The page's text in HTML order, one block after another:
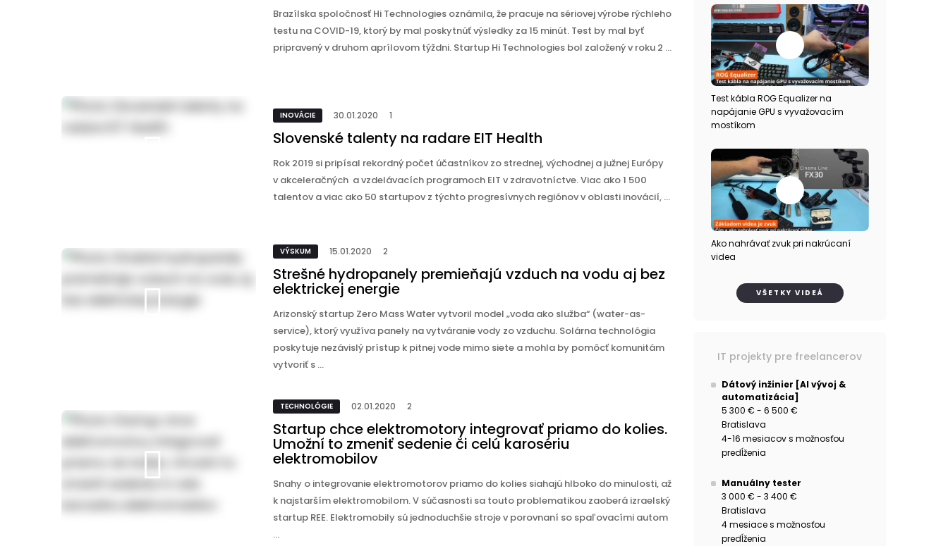
Brazílska spoločnosť Hi Technologies oznámila, že pracuje na sériovej výrobe rýchleho
testu na COVID-19, ktorý by mal poskytnúť výsledky za 15 minút. Test by mal byť
pripravený v druhom aprílovom týždni. Startup Hi Technologies bol založený v roku 2 ...
INOVÁCIE 30.01.2020 1
Slovenské talenty na radare EIT Health
Rok 2019 si pripísal rekordný počet účastníkov zo strednej, východnej a južnej Európy
v akceleračných a vzdelávacích programoch EIT v zdravotníctve. Viac ako 1 500
talentov a viac ako 50 startupov z týchto progresívnych regiónov v oblasti inovácií, ...
VÝSKUM 15.01.2020 2
Strešné hydropanely premieňajú vzduch na vodu aj bez
elektrickej energie
Arizonský startup Zero Mass Water vytvoril model „voda ako služba“ (water-as-
service), ktorý využíva panely na vytváranie vody zo vzduchu. Solárna technológia
poskytuje nezávislý prístup k pitnej vode mimo siete a mohla by pomôcť komunitám
vytvoriť s ...
TECHNOLÓGIE 02.01.2020 2
Startup chce elektromotory integrovať priamo do kolies.
Umožní to zmeniť sedenie či celú karosériu
elektromobilov
Snahy o integrovanie elektromotorov priamo do kolies siahajú hlboko do minulosti, až
k najstarším elektromobilom. V súčasnosti sa touto problematikou zaoberá izraelský
startup REE. Elektromobily sú jednoduchšie stroje v porovnaní so spaľovacími autom
...
Test kábla ROG Equalizer na
napájanie GPU s vyvažovacím
mostíkom
Ako nahrávať zvuk pri nakrúcaní
videa
VŠETKY VIDEÁ
IT projekty pre freelancerov
Dátový inžinier [AI vývoj &
automatizácia]
5 300 € - 6 500 €
Bratislava
4-16 mesiacov s možnosťou
predĺženia
Manuálny tester
3 000 € - 3 400 €
Bratislava
4 mesiace s možnosťou
predĺženia